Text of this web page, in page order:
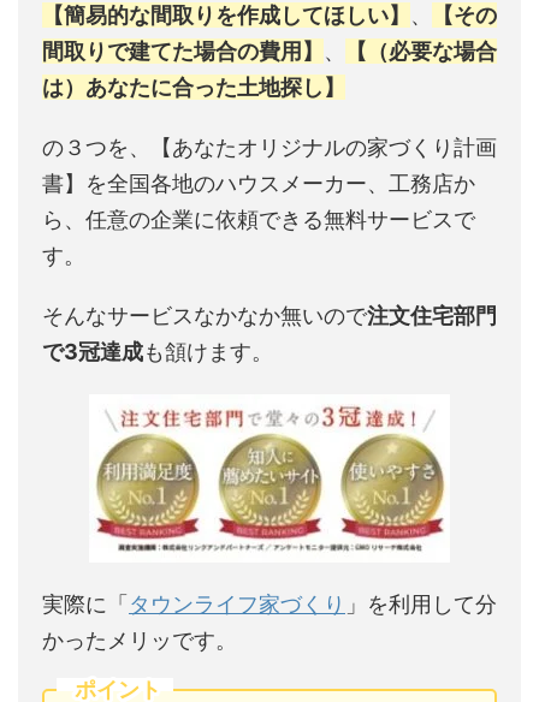
【簡易的な間取りを作成してほしい】 、
【その
間取りで建てた場合の費用】 、
【（必要な場合
は）あなたに合った土地探し】
の３つを、【あなたオリジナルの家づくり計画
書】を全国各地のハウスメーカー、工務店か
ら、任意の企業に依頼できる無料サービスで
す。
そんなサービスなかなか無いので注文住宅部門
で3冠達成も頷けます。
実際に「タウンライフ家づくり 」を利用して分
かったメリッです。
ポイント